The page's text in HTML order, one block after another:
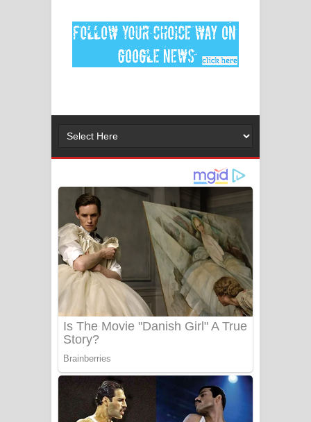
Liyamuda Dan Anagathe Song Lyrics
- ලියමුද දැන් අනාගතේ ගීතයේ පද පෙළ
බෙන්තර පාලමේ ගීතයේ පද පෙළ
Sanda Babalena Song Lyrics - සඳ
බැබලෙන ගීතයේ පද පෙළ
Adare Wadi Nisa Song Lyrics - ආදරේ
වැඩි නිසා ගීතයේ පද පෙළ
UNUHUMA Song Lyrics - උණුහුම
ගීතයේ පද පෙළ
Katakara Song Lyrics - කටකාර ගීතයේ
පද පෙළ